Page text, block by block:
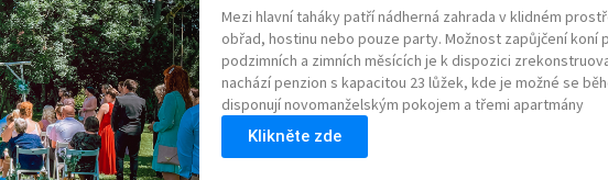
Mezi hlavní taháky patří nádherná zahrada v klidném
obřad, hostinu nebo pouze party. Možnost zapůjčení koní
podzimních a zimních měsících je k dispozici
nachází penzion s kapacitou 23 lůžek, kde je možné se
disponují novomanželským pokojem a třemi apartmány
Klikněte zde